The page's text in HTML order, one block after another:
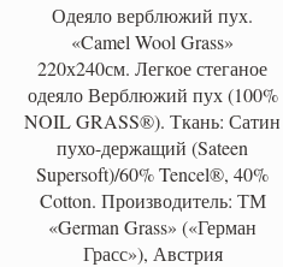
Одеяло верблюжий пух.
«Camel Wool Grass»
220х240см. Легкое стеганое
одеяло Верблюжий пух (100%
NOIL GRASS®). Ткань: Сатин
пухо-держащий (Sateen
Supersoft)/60% Tencel®, 40%
Cotton. Производитель: ТМ
«German Grass» («Герман
Грасс»), Австрия